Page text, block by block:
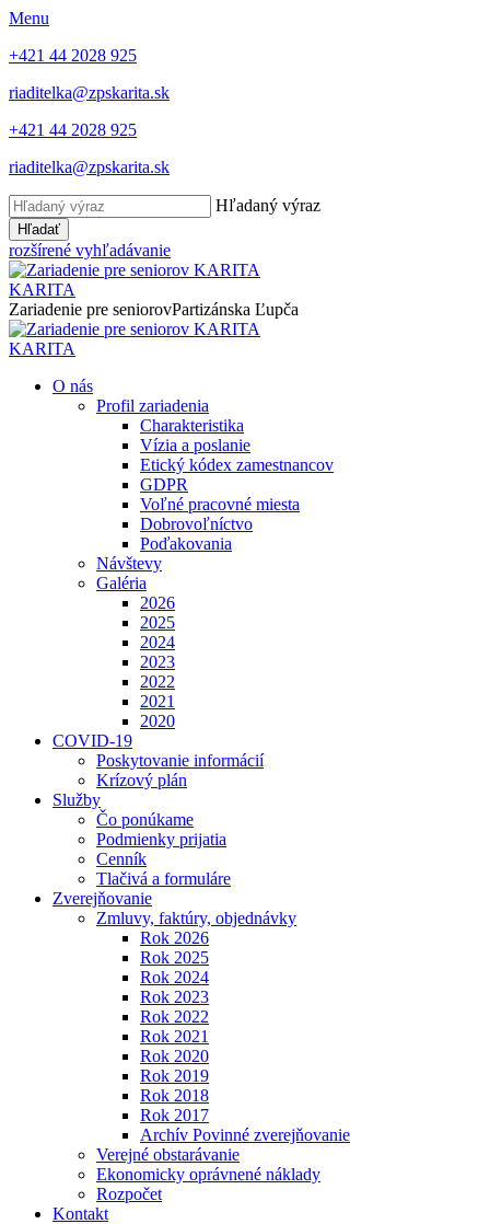
Menu
+421 44 2028 925
riaditelka@zpskarita.sk
+421 44 2028 925
riaditelka@zpskarita.sk
Hľadaný výraz
Hľadať
rozšírené vyhľadávanie
KARITA
Zariadenie pre seniorovPartizánska Ľupča
KARITA
O nás
Profil zariadenia
Charakteristika
Vízia a poslanie
Etický kódex zamestnancov
GDPR
Voľné pracovné miesta
Dobrovoľníctvo
Poďakovania
Návštevy
Galéria
2026
2025
2024
2023
2022
2021
2020
COVID-19
Poskytovanie informácií
Krízový plán
Služby
Čo ponúkame
Podmienky prijatia
Cenník
Tlačivá a formuláre
Zverejňovanie
Zmluvy, faktúry, objednávky
Rok 2026
Rok 2025
Rok 2024
Rok 2023
Rok 2022
Rok 2021
Rok 2020
Rok 2019
Rok 2018
Rok 2017
Archív Povinné zverejňovanie
Verejné obstarávanie
Ekonomicky oprávnené náklady
Rozpočet
Kontakt